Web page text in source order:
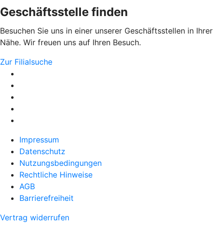
Geschäftsstelle finden
Besuchen Sie uns in einer unserer Geschäftsstellen in Ihrer
Nähe. Wir freuen uns auf Ihren Besuch.
Zur Filialsuche
Impressum
Datenschutz
Nutzungsbedingungen
Rechtliche Hinweise
AGB
Barrierefreiheit
Vertrag widerrufen